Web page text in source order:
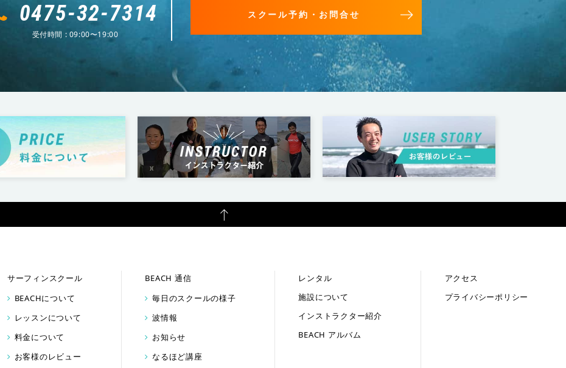
0475-32-7314
受付時間 : 09:00〜19:00
スクール予約・お問合せ
サーフィンスクール
BEACHについて
レッスンについて
料金について
お客様のレビュー
BEACH 通信
毎日のスクールの様子
波情報
お知らせ
なるほど講座
レンタル
施設について
インストラクター紹介
BEACH アルバム
アクセス
プライバシーポリシー